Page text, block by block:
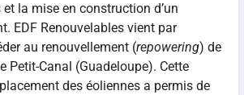
la mise en construction d’un
EDF Renouvelables vient par
au renouvellement (repowering) de
Petit-Canal (Guadeloupe). Cette
des éoliennes a permis de